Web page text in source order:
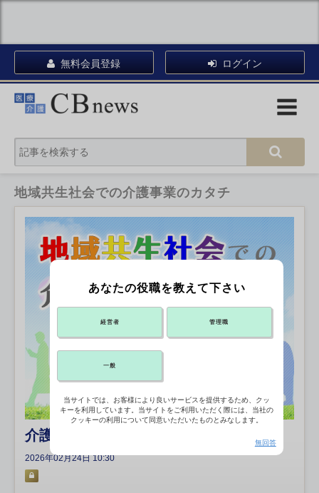
無料会員登録 ログイン
地域共生社会での介護事業のカタチ
介護実態に合わせた報酬体系の再構築を
2026年02月24日 10:30
あなたの役職を教えて下さい
経営者 管理職
一般
当サイトでは、お客様により良いサービスを提供するため、クッ
キーを利用しています。当サイトをご利用いただく際には、当社の
クッキーの利用について同意いただいたものとみなします。
無回答